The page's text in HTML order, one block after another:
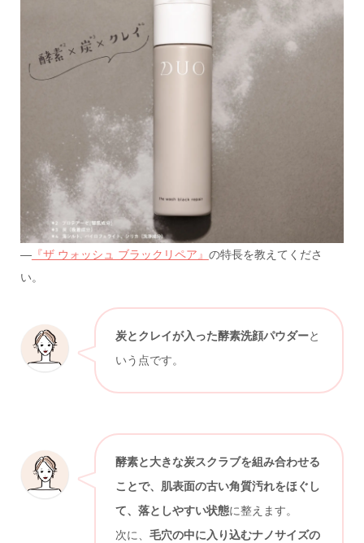
—『ザ ウォッシュ ブラックリペア』 の特長を教えてくださ
い。
炭とクレイが入った酵素洗顔パウダーと
いう点です。
酵素と大きな炭スクラブを組み合わせる
ことで、肌表面の古い角質汚れをほぐし
て、落としやすい状態に整えます。
次に、毛穴の中に入り込むナノサイズの